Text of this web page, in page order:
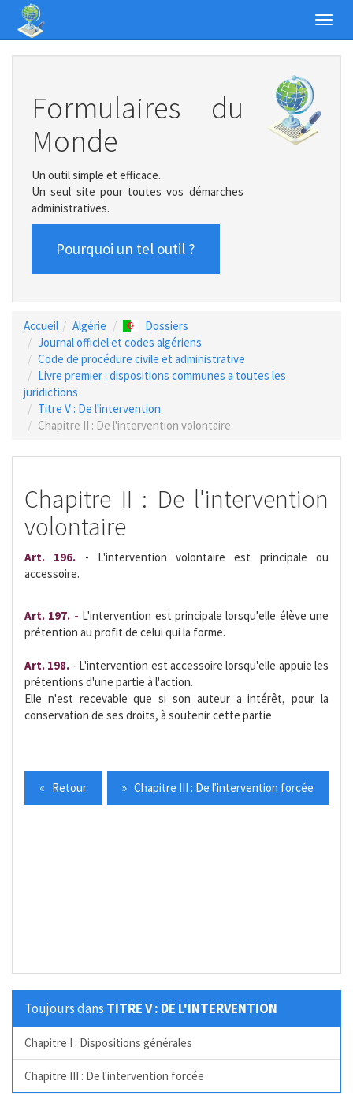
Formulaires du
Monde
Un outil simple et efficace.
Un seul site pour toutes vos démarches
administratives.
Pourquoi un tel outil ?
Accueil Algérie
Dossiers
Journal officiel et codes algériens
Code de procédure civile et administrative
Livre premier : dispositions communes a toutes les
juridictions
Titre V : De l'intervention
Chapitre II : De l'intervention volontaire
Chapitre II : De l'intervention
volontaire
Art. 196. - L'intervention volontaire est principale ou
accessoire.
Art. 197. - L'intervention est principale lorsqu'elle élève une
prétention au profit de celui qui la forme.
Art. 198. - L'intervention est accessoire lorsqu'elle appuie les
prétentions d'une partie à l'action.
Elle n'est recevable que si son auteur a intérêt, pour la
conservation de ses droits, à soutenir cette partie
« Retour » Chapitre III : De l'intervention forcée
Toujours dans TITRE V : DE L'INTERVENTION
Chapitre I : Dispositions générales
Chapitre III : De l'intervention forcée